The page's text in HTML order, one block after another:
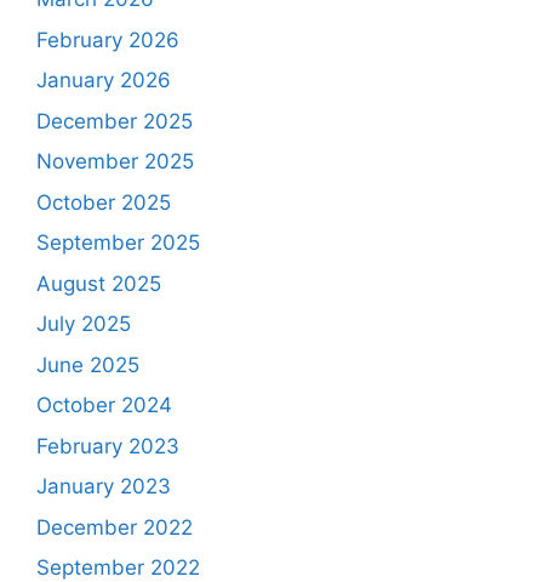
February 2026
January 2026
December 2025
November 2025
October 2025
September 2025
August 2025
July 2025
June 2025
October 2024
February 2023
January 2023
December 2022
September 2022